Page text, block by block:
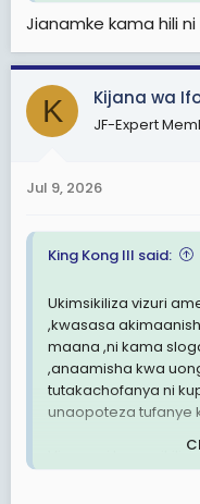
uchwara na
Tunapolalamika
vimeminywa na
ambaye amepewa
wengine kuwa
wanapoona
ikivunjwa, uchaguzi
haina maana
wanaojiita
kodi na rasilimali,
View
Jianamke kama hili
K Kijana wa
JF-Expert
Jul 9, 2026
King Kong III said:
Ukimsikiliza vizuri
,kwasasa
maana ,ni kama
,anaamisha kwa
tutakachofanya ni
unaopoteza tufanye
Viongozi